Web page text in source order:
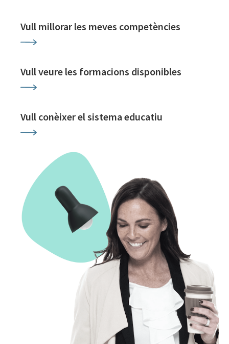
Vull millorar les meves competències
Vull veure les formacions disponibles
Vull conèixer el sistema educatiu